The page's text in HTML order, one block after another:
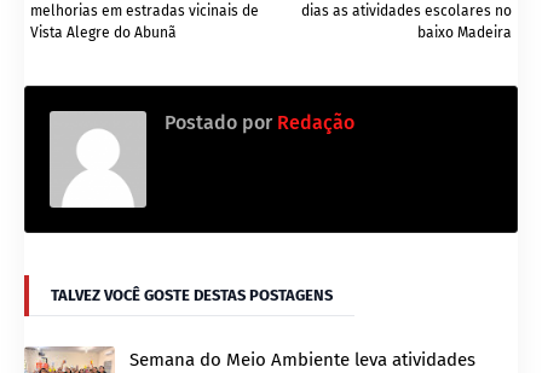
dias as atividades escolares no
baixo Madeira
melhorias em estradas vicinais de
Vista Alegre do Abunã
Postado por Redação
TALVEZ VOCÊ GOSTE DESTAS POSTAGENS
Semana do Meio Ambiente leva atividades